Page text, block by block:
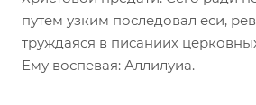
путем узким последовал еси,
труждаяся в писаниих
Ему воспевая: Аллилуиа.